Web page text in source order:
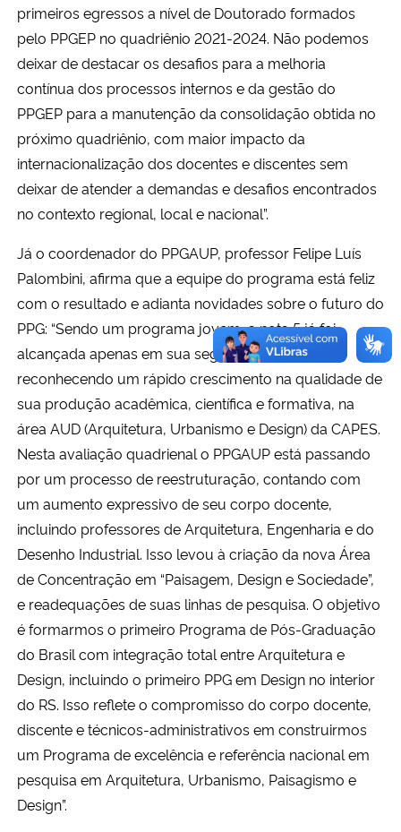
primeiros egressos a nível de Doutorado formados
pelo PPGEP no quadriênio 2021-2024. Não podemos
deixar de destacar os desafios para a melhoria
contínua dos processos internos e da gestão do
PPGEP para a manutenção da consolidação obtida no
próximo quadriênio, com maior impacto da
internacionalização dos docentes e discentes sem
deixar de atender a demandas e desafios encontrados
no contexto regional, local e nacional”.
Já o coordenador do PPGAUP, professor Felipe Luís
Palombini, afirma que a equipe do programa está feliz
com o resultado e adianta novidades sobre o futuro do
PPG: “Sendo um programa jovem, a nota 5 já foi
alcançada apenas em sua segunda avaliação,
reconhecendo um rápido crescimento na qualidade de
sua produção acadêmica, científica e formativa, na
área AUD (Arquitetura, Urbanismo e Design) da CAPES.
Nesta avaliação quadrienal o PPGAUP está passando
por um processo de reestruturação, contando com
um aumento expressivo de seu corpo docente,
incluindo professores de Arquitetura, Engenharia e do
Desenho Industrial. Isso levou à criação da nova Área
de Concentração em “Paisagem, Design e Sociedade”,
e readequações de suas linhas de pesquisa. O objetivo
é formarmos o primeiro Programa de Pós-Graduação
do Brasil com integração total entre Arquitetura e
Design, incluindo o primeiro PPG em Design no interior
do RS. Isso reflete o compromisso do corpo docente,
discente e técnicos-administrativos em construirmos
um Programa de excelência e referência nacional em
pesquisa em Arquitetura, Urbanismo, Paisagismo e
Design”.